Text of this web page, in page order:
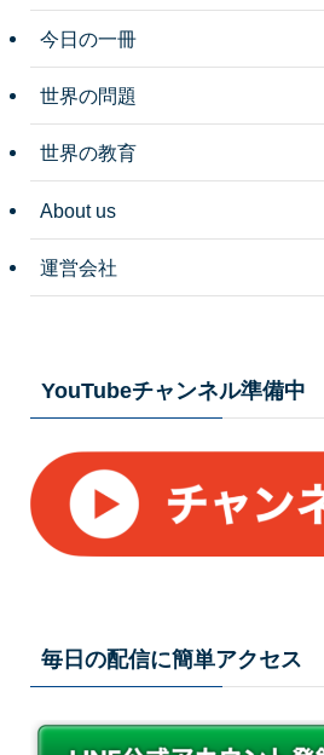
今日の一冊
世界の問題
世界の教育
About us
運営会社
YouTubeチャンネル準備中
毎日の配信に簡単アクセス